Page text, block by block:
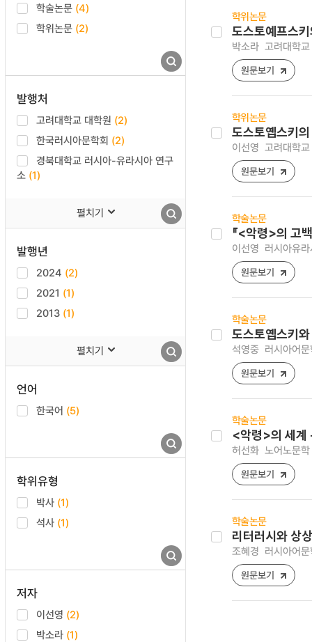
학술논문 (4)
학위논문 (2)
발행처
고려대학교 대학원 (2)
한국러시아문학회 (2)
경북대학교 러시아-유라시아 연구
소 (1)
펼치기
발행년
2024 (2)
2021 (1)
2013 (1)
펼치기
언어
한국어 (5)
학위유형
박사 (1)
석사 (1)
저자
이선영 (2)
박소라 (1)
학위논문
도스토예프스키
박소라 고려대학
원문보기
학위논문
도스토옙스키의
이선영 고려대학
원문보기
학술논문
『<악령>의 고
이선영 러시아유
원문보기
학술논문
도스토옙스키와
석영중 러시아어
원문보기
학술논문
<악령>의 세계
허선화 노어노문
원문보기
학술논문
리터러시와 상
조혜경 러시아어
원문보기